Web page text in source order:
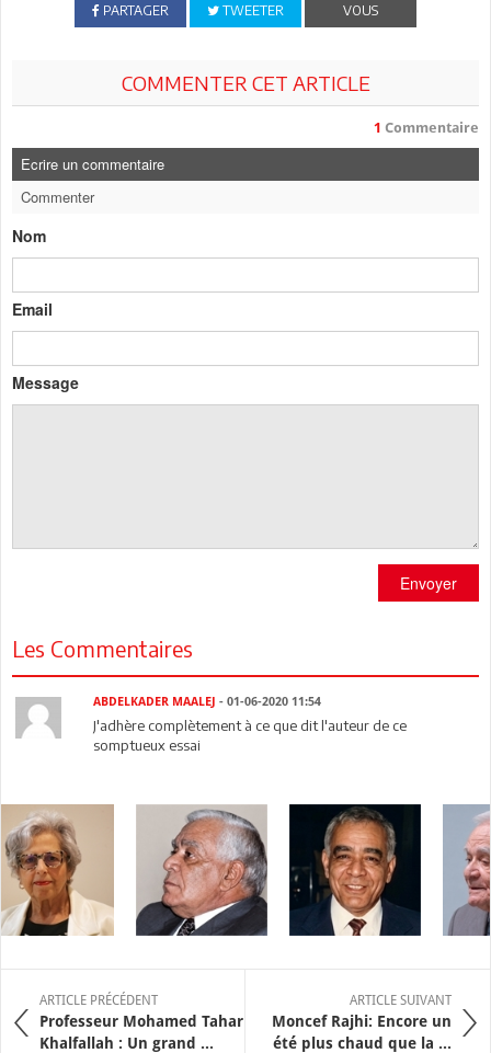
PARTAGER TWEETER
VOUS
COMMENTER CET ARTICLE
1 Commentaire
Ecrire un commentaire
Commenter
Nom
Email
Message
Envoyer
Les Commentaires
ABDELKADER MAALEJ - 01-06-2020 11:54
J'adhère complètement à ce que dit l'auteur de ce
somptueux essai
ARTICLE PRÉCÉDENT
Professeur Mohamed Tahar
Khalfallah : Un grand ...
ARTICLE SUIVANT
Moncef Rajhi: Encore un
été plus chaud que la ...